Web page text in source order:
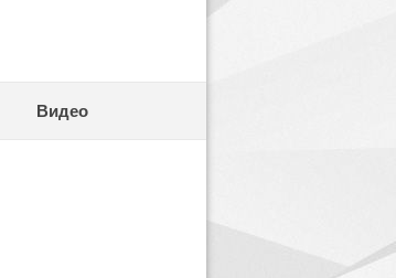
Видео